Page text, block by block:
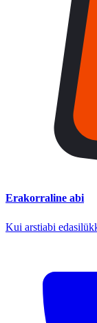
Erakorraline abi
Kui arstiabi